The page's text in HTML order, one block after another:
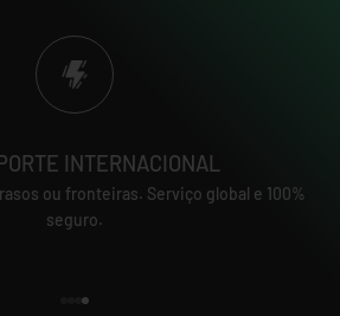
INTERNACIONAL
ou fronteiras. Serviço global e 100%
seguro.